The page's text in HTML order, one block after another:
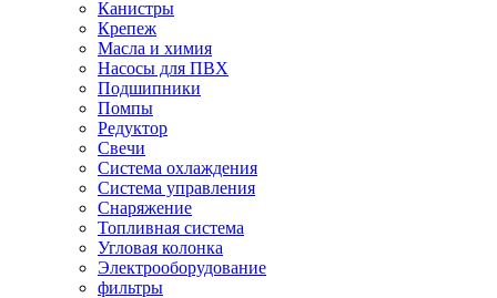
Канистры
Крепеж
Масла и химия
Насосы для ПВХ
Подшипники
Помпы
Редуктор
Свечи
Система охлаждения
Система управления
Снаряжение
Топливная система
Угловая колонка
Электрооборудование
фильтры